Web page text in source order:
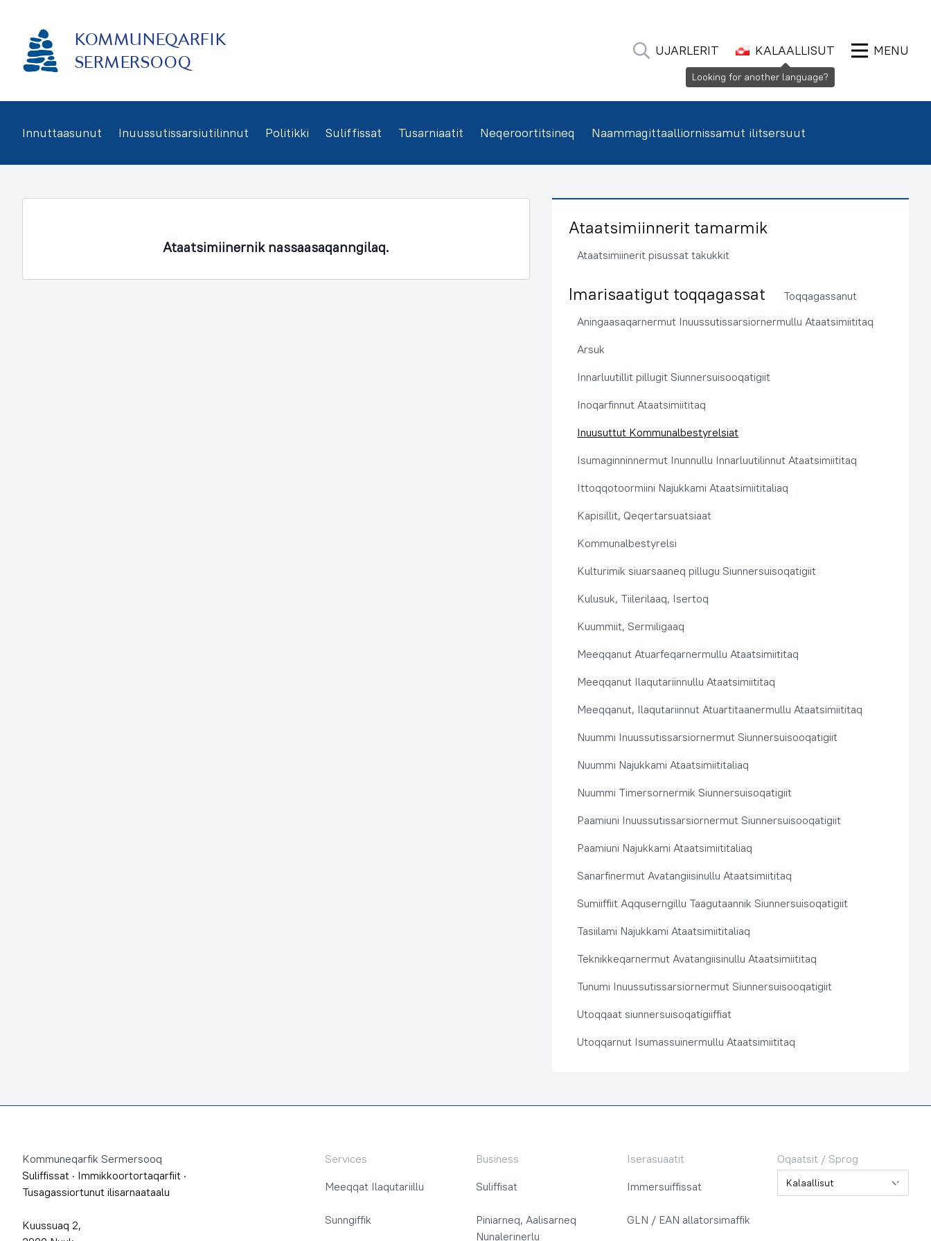
KOMMUNEQARFIK
SERMERSOOQ
UJARLERIT KALAALLISUT MENU
Innuttaasunut Inuussutissarsiutilinnut Politikki Suliffissat Tusarniaatit Neqeroortitsineq Naammagittaalliornissamut ilitsersuut
Ataatsimiinernik nassaasaqanngilaq.
Ataatsimiinnerit tamarmik
Ataatsimiinerit pisussat takukkit
Imarisaatigut toqqagassat
Toqqagassanut
Aningaasaqarnermut Inuussutissarsiornermullu Ataatsimiititaq
Arsuk
Innarluutillit pillugit Siunnersuisooqatigiit
Inoqarfinnut Ataatsimiititaq
Inuusuttut Kommunalbestyrelsiat
Isumaginninnermut Inunnullu Innarluutilinnut Ataatsimiititaq
Ittoqqotoormiini Najukkami Ataatsimiititaliaq
Kapisillit, Qeqertarsuatsiaat
Kommunalbestyrelsi
Kulturimik siuarsaaneq pillugu Siunnersuisoqatigiit
Kulusuk, Tiilerilaaq, Isertoq
Kuummiit, Sermiligaaq
Meeqqanut Atuarfeqarnermullu Ataatsimiititaq
Meeqqanut Ilaqutariinnullu Ataatsimiititaq
Meeqqanut, Ilaqutariinnut Atuartitaanermullu Ataatsimiititaq
Nuummi Inuussutissarsiornermut Siunnersuisooqatigiit
Nuummi Najukkami Ataatsimiititaliaq
Nuummi Timersornermik Siunnersuisoqatigiit
Paamiuni Inuussutissarsiornermut Siunnersuisooqatigiit
Paamiuni Najukkami Ataatsimiititaliaq
Sanarfinermut Avatangiisinullu Ataatsimiititaq
Sumiiffiit Aqquserngillu Taagutaannik Siunnersuisoqatigiit
Tasiilami Najukkami Ataatsimiititaliaq
Teknikkeqarnermut Avatangiisinullu Ataatsimiititaq
Tunumi Inuussutissarsiornermut Siunnersuisooqatigiit
Utoqqaat siunnersuisoqatigiiffiat
Utoqqarnut Isumassuinermullu Ataatsimiititaq
Kommuneqarfik Sermersooq
Suliffissat · Immikkoortortaqarfiit ·
Tusagassiortunut ilisarnaataalu
Kuussuaq 2,
Services
Meeqqat Ilaqutariillu
Sunngiffik
Business
Suliffisat
Piniarneq, Aalisarneq
Nunalerinerlu
Iserasuaatit
Immersuiffissat
GLN / EAN allatorsimaffik
Oqaatsit / Sprog
Oqaatsit / Sprog
Looking for another language?